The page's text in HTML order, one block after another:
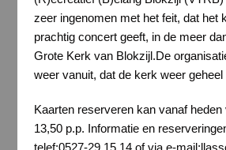
zeer ingenomen met het feit, dat het
prachtig concert geeft, in de meer
Grote Kerk van Blokzijl.De
weer vanuit, dat de kerk weer
Kaarten reserveren kan vanaf
13,50 p.p. Informatie en
telef;0527-29 15 14 of via e-